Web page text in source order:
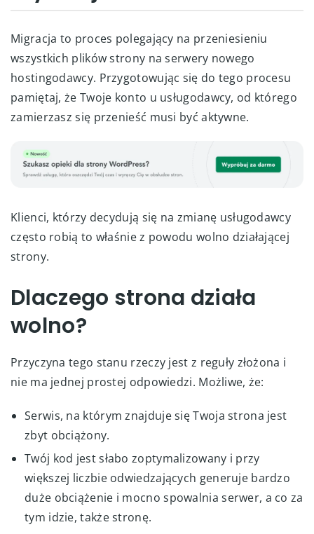
Migracja to proces polegający na przeniesieniu
wszystkich plików strony na serwery nowego
hostingodawcy. Przygotowując się do tego procesu
pamiętaj, że Twoje konto u usługodawcy, od którego
zamierzasz się przenieść musi być aktywne.
Klienci, którzy decydują się na zmianę usługodawcy
często robią to właśnie z powodu wolno działającej
strony.
Dlaczego strona działa
wolno?
Przyczyna tego stanu rzeczy jest z reguły złożona i
nie ma jednej prostej odpowiedzi. Możliwe, że:
Serwis, na którym znajduje się Twoja strona jest
zbyt obciążony.
Twój kod jest słabo zoptymalizowany i przy
większej liczbie odwiedzających generuje bardzo
duże obciążenie i mocno spowalnia serwer, a co za
tym idzie, także stronę.